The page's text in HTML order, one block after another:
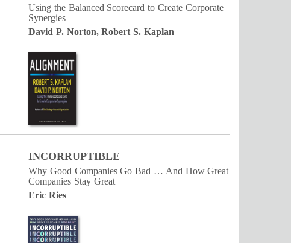
Using the Balanced Scorecard to Create Corporate
Synergies
David P. Norton, Robert S. Kaplan
INCORRUPTIBLE
Why Good Companies Go Bad … And How Great
Companies Stay Great
Eric Ries